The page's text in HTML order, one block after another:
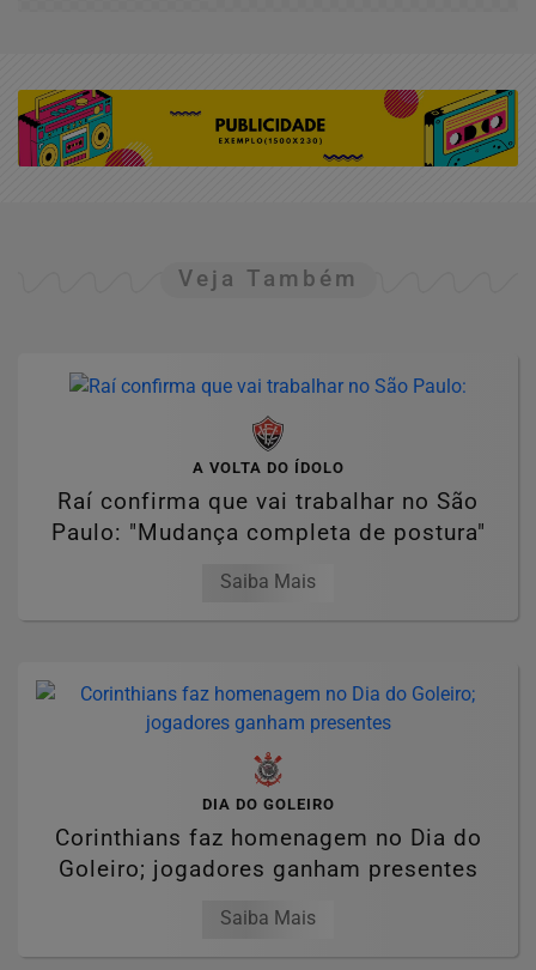
Veja Também
A VOLTA DO ÍDOLO
Raí confirma que vai trabalhar no São
Paulo: "Mudança completa de postura"
Saiba Mais
DIA DO GOLEIRO
Corinthians faz homenagem no Dia do
Goleiro; jogadores ganham presentes
Saiba Mais